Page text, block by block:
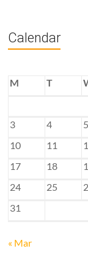
Calendar
M
T
3
4 5
10
11
17
18
24
25
31
« Mar